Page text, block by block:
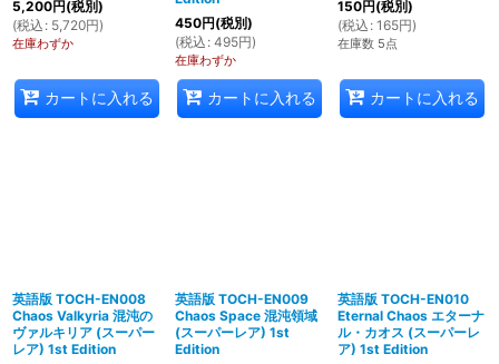
5,200円(税別)
(税込 : 5,720円)
在庫わずか
カートに入れる
450円(税別)
(税込 : 495円)
在庫わずか
カートに入れる
150円(税別)
(税込 : 165円)
在庫数 5点
カートに入れる
英語版 TOCH-EN008
Chaos Valkyria 混沌の
ヴァルキリア (スーパー
レア) 1st Edition
英語版 TOCH-EN009
Chaos Space 混沌領域
(スーパーレア) 1st
Edition
英語版 TOCH-EN010
Eternal Chaos エターナ
ル・カオス (スーパーレ
ア) 1st Edition